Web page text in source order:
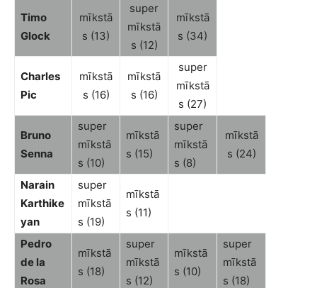
Timo
Glock
mīkstā
s (13)
super
mīkstā
s (12)
mīkstā
s (34)
Charles
Pic
mīkstā
s (16)
mīkstā
s (16)
super
mīkstā
s (27)
Bruno
Senna
super
mīkstā
s (10)
mīkstā
s (15)
super
mīkstā
s (8)
mīkstā
s (24)
Narain
Karthike
yan
super
mīkstā
s (19)
mīkstā
s (11)
Pedro
de la
Rosa
mīkstā
s (18)
super
mīkstā
s (12)
mīkstā
s (10)
super
mīkstā
s (18)